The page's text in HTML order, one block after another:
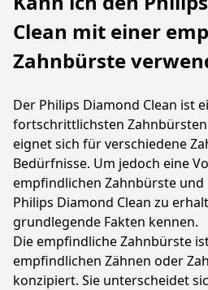
Clean mit einer
Zahnbürste
Der Philips Diamond Clean ist
fortschrittlichsten
eignet sich für verschiedene
Bedürfnisse. Um jedoch eine
empfindlichen Zahnbürste
Philips Diamond Clean zu
grundlegende Fakten kennen.
Die empfindliche Zahnbürste
empfindlichen Zähnen oder
konzipiert. Sie unterscheidet